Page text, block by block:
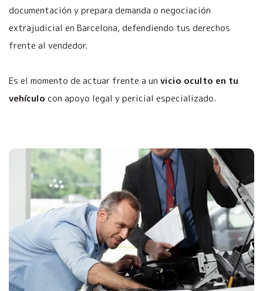
documentación y prepara demanda o negociación
extrajudicial en Barcelona, defendiendo tus derechos
frente al vendedor.
Es el momento de actuar frente a un vicio oculto en tu
vehículo con apoyo legal y pericial especializado.